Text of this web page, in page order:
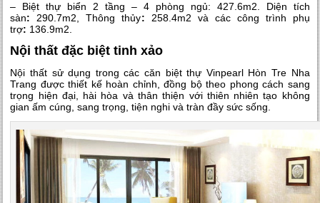
– Biệt thự biển 2 tầng – 4 phòng ngủ: 427.6m2.
Diện tích
sàn: 290.7m2, Thông thủy: 258.4m2 và các công trình phụ
trợ: 136.9m2.
Nội thất đặc biệt tinh xảo
Nội thất sử dụng trong các căn biệt thự Vinpearl Hòn Tre Nha
Trang được thiết kế hoàn chỉnh, đồng bộ theo phong cách sang
trọng hiện đại, hài hòa và thân thiện với thiên nhiên tạo không
gian ấm cúng, sang trọng, tiện nghi và tràn đầy sức sống.